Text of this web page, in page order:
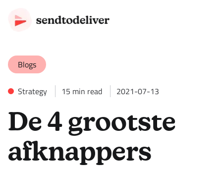
Blogs
Strategy 15 min read 2021-07-13
De 4 grootste
afknappers